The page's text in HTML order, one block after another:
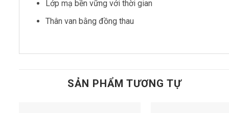
Lớp mạ bền vững với thời gian
Thân van bằng đồng thau
SẢN PHẨM TƯƠNG TỰ